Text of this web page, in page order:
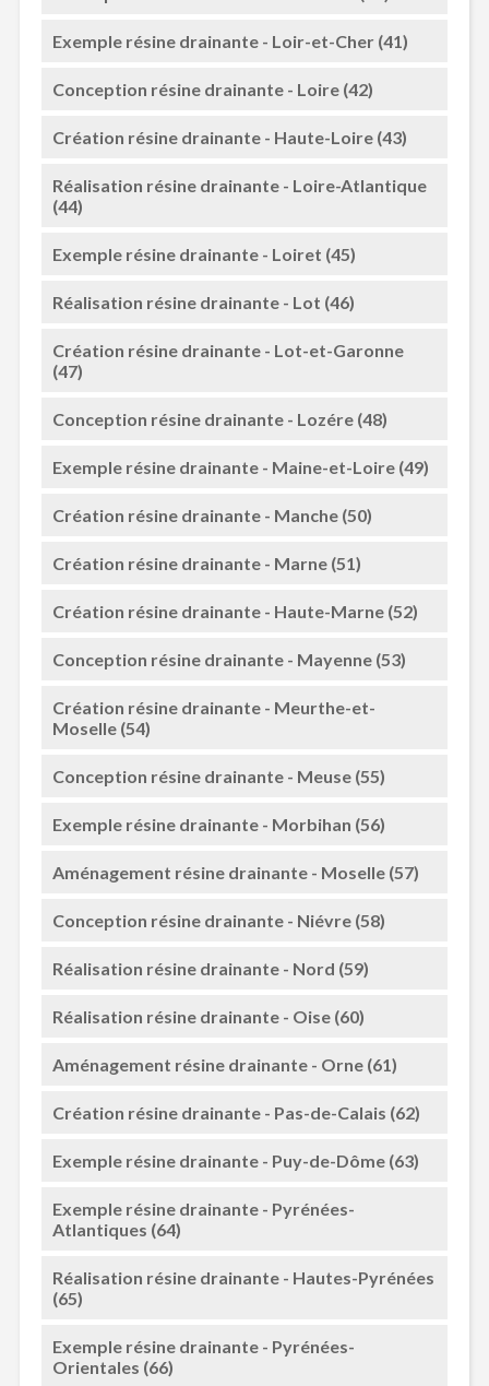
Exemple résine drainante - Loir-et-Cher (41)
Conception résine drainante - Loire (42)
Création résine drainante - Haute-Loire (43)
Réalisation résine drainante - Loire-Atlantique
(44)
Exemple résine drainante - Loiret (45)
Réalisation résine drainante - Lot (46)
Création résine drainante - Lot-et-Garonne
(47)
Conception résine drainante - Lozére (48)
Exemple résine drainante - Maine-et-Loire (49)
Création résine drainante - Manche (50)
Création résine drainante - Marne (51)
Création résine drainante - Haute-Marne (52)
Conception résine drainante - Mayenne (53)
Création résine drainante - Meurthe-et-
Moselle (54)
Conception résine drainante - Meuse (55)
Exemple résine drainante - Morbihan (56)
Aménagement résine drainante - Moselle (57)
Conception résine drainante - Niévre (58)
Réalisation résine drainante - Nord (59)
Réalisation résine drainante - Oise (60)
Aménagement résine drainante - Orne (61)
Création résine drainante - Pas-de-Calais (62)
Exemple résine drainante - Puy-de-Dôme (63)
Exemple résine drainante - Pyrénées-
Atlantiques (64)
Réalisation résine drainante - Hautes-Pyrénées
(65)
Exemple résine drainante - Pyrénées-
Orientales (66)